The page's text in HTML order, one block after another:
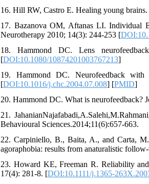
16. Hill RW, Castro E. Healing young
17. Bazanova OM, Aftanas LI. Individual
Neurotherapy 2010; 14(3): 244-253 [
18. Hammond DC. Lens
[DOI:10.1080/10874201003767213]
19. Hammond DC. Neurofeedback
[DOI:10.1016/j.chc.2004.07.008] [PMID]
20. Hammond DC. What is neurofeedback?
21.
Behavioural Sciences.2014;11(6):657-663.
22. Carpiniello, B., Baita, A., and Carta,
agoraphobia: results from anaturalistic
23. Howard KE, Freeman R. Reliability
17(4): 281-8. [DOI:10.1111/j.1365-